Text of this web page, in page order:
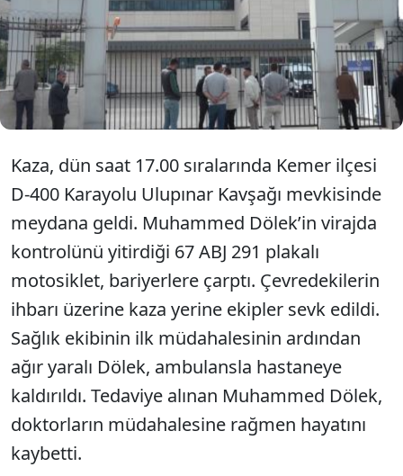
çarpan motosikletin sürücüsü
Muhammed Dölek (27) hayatını
kaybetti.
Kaza, dün saat 17.00 sıralarında Kemer ilçesi
D-400 Karayolu Ulupınar Kavşağı mevkisinde
meydana geldi. Muhammed Dölek’in virajda
kontrolünü yitirdiği 67 ABJ 291 plakalı
motosiklet, bariyerlere çarptı. Çevredekilerin
ihbarı üzerine kaza yerine ekipler sevk edildi.
Sağlık ekibinin ilk müdahalesinin ardından
ağır yaralı Dölek, ambulansla hastaneye
kaldırıldı. Tedaviye alınan Muhammed Dölek,
doktorların müdahalesine rağmen hayatını
kaybetti.